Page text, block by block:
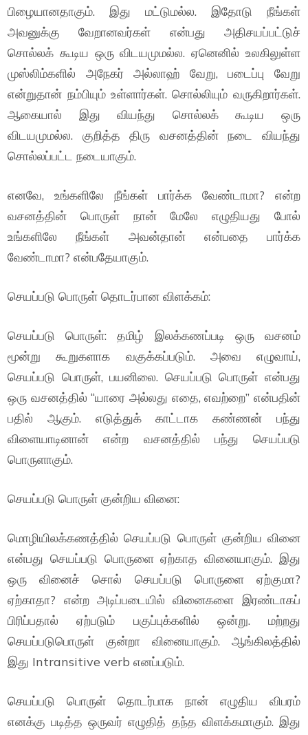
பிழையானதாகும். இது மட்டுமல்ல. இதோடு நீங்கள்
அவனுக்கு வேறானவர்கள் என்பது அதிசயப்பட்டுச்
சொல்லக் கூடிய ஒரு விடயமுமல்ல. ஏனெனில் உலகிலுள்ள
முஸ்லிம்களில் அநேகர் அல்லாஹ் வேறு, படைப்பு வேறு
என்றுதான் நம்பியும் உள்ளார்கள். சொல்லியும் வருகிறார்கள்.
ஆகையால் இது வியந்து சொல்லக் கூடிய ஒரு
விடயமுமல்ல. குறித்த திரு வசனத்தின் நடை வியந்து
சொல்லப்பட்ட நடையாகும்.
எனவே, உங்களிலே நீங்கள் பார்க்க வேண்டாமா? என்ற
வசனத்தின் பொருள் நான் மேலே எழுதியது போல்
உங்களிலே நீங்கள் அவன்தான் என்பதை பார்க்க
வேண்டாமா? என்பதேயாகும்.
செயப்படு பொருள் தொடர்பான விளக்கம்:
செயப்படு பொருள்: தமிழ் இலக்கணப்படி ஒரு வசனம்
மூன்று கூறுகளாக வகுக்கப்படும். அவை எழுவாய்,
செயப்படு பொருள், பயனிலை. செயப்படு பொருள் என்பது
ஒரு வசனத்தில் “யாரை அல்லது எதை, எவற்றை” என்பதின்
பதில் ஆகும். எடுத்துக் காட்டாக கண்ணன் பந்து
விளையாடினான் என்ற வசனத்தில் பந்து செயப்படு
பொருளாகும்.
செயப்படு பொருள் குன்றிய வினை:
மொழியிலக்கணத்தில் செயப்படு பொருள் குன்றிய வினை
என்பது செயப்படு பொருளை ஏற்காத வினையாகும். இது
ஒரு வினைச் சொல் செயப்படு பொருளை ஏற்குமா?
ஏற்காதா? என்ற அடிப்படையில் வினைகளை இரண்டாகப்
பிரிப்பதால் ஏற்படும் பகுப்புக்களில் ஒன்று. மற்றது
செயப்படுபொருள் குன்றா வினையாகும். ஆங்கிலத்தில்
இது Intransitive verb எனப்படும்.
செயப்படு பொருள் தொடர்பாக நான் எழுதிய விபரம்
எனக்கு படித்த ஒருவர் எழுதித் தந்த விளக்கமாகும். இது